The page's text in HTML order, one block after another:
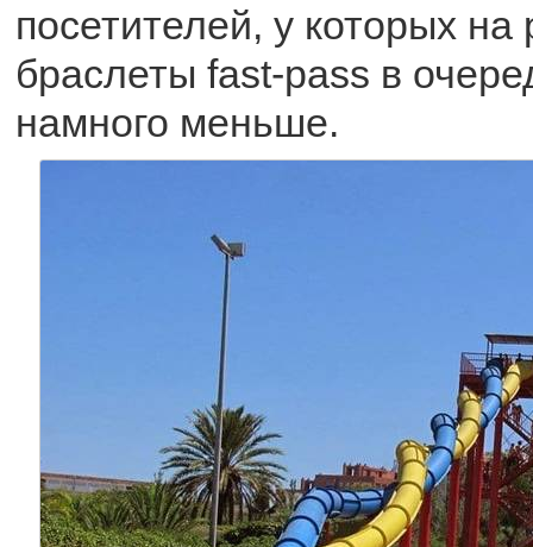
посетителей, у которых на
браслеты fast-pass в
намного меньше.